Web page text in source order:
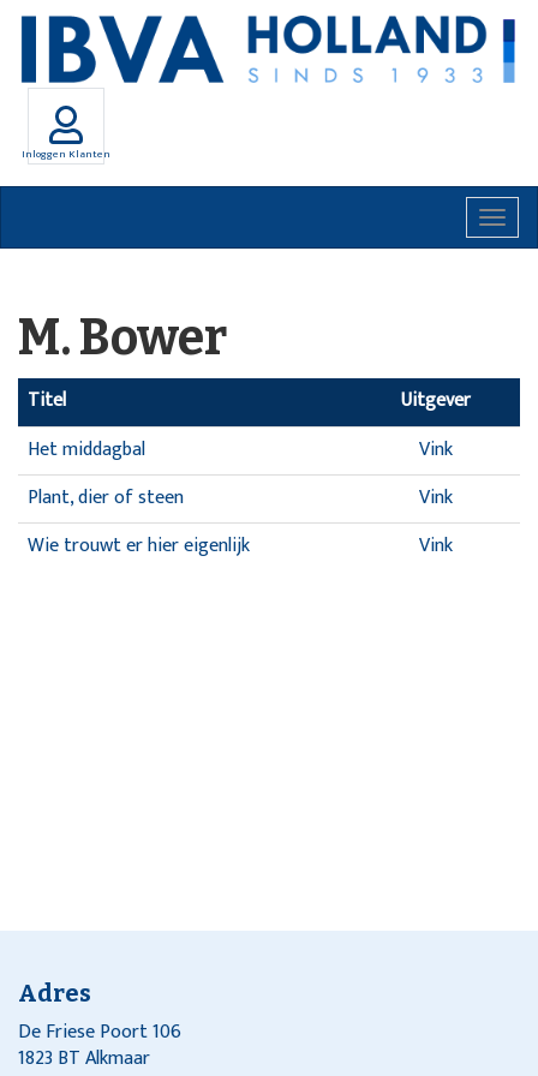
Inloggen Klanten
M. Bower
Titel
Uitgever
Het middagbal
Vink
Plant, dier of steen
Vink
Wie trouwt er hier eigenlijk
Vink
Adres
De Friese Poort 106
1823 BT Alkmaar